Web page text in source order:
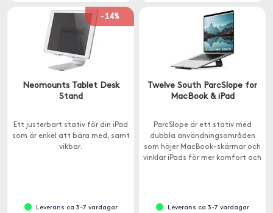
-14%
Neomounts Tablet Desk
Stand
Ett justerbart stativ för din iPad
som är enkel att bära med, samt
vikbar.
Leverans ca 3-7 vardagar
Twelve South ParcSlope for
MacBook & iPad
ParcSlope är ett stativ med
dubbla användningsområden
som höjer MacBook-skärmar och
vinklar iPads för mer komfort och
Leverans ca 3-7 vardagar